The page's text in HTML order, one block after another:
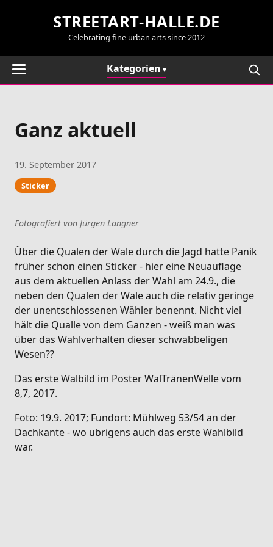
STREETART-HALLE.DE
Celebrating fine urban arts since 2012
Kategorien
Ganz aktuell
19. September 2017
Sticker
Fotografiert von Jürgen Langner
Über die Qualen der Wale durch die Jagd hatte Panik
früher schon einen Sticker - hier eine Neuauflage
aus dem aktuellen Anlass der Wahl am 24.9., die
neben den Qualen der Wale auch die relativ geringe
der unentschlossenen Wähler benennt. Nicht viel
hält die Qualle von dem Ganzen - weiß man was
über das Wahlverhalten dieser schwabbeligen
Wesen??
Das erste Walbild im Poster WalTränenWelle vom
8,7, 2017.
Foto: 19.9. 2017; Fundort: Mühlweg 53/54 an der
Dachkante - wo übrigens auch das erste Wahlbild
war.